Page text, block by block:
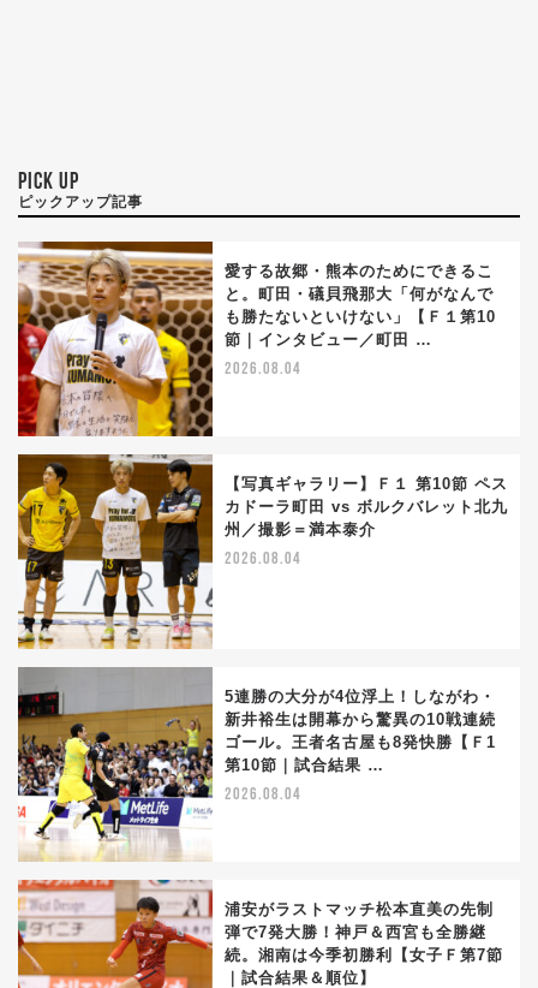
PICK UP
ピックアップ記事
愛する故郷・熊本のためにできるこ
と。町田・礒貝飛那大「何がなんで
も勝たないといけない」【Ｆ１第10
節｜インタビュー／町田 …
2026.08.04
【写真ギャラリー】Ｆ１ 第10節 ペス
カドーラ町田 vs ボルクバレット北九
州／撮影＝満本泰介
2026.08.04
5連勝の大分が4位浮上！しながわ・
新井裕生は開幕から驚異の10戦連続
ゴール。王者名古屋も8発快勝【Ｆ1
第10節｜試合結果 …
2026.08.04
浦安がラストマッチ松本直美の先制
弾で7発大勝！神戸＆西宮も全勝継
続。湘南は今季初勝利【女子Ｆ第7節
｜試合結果＆順位】